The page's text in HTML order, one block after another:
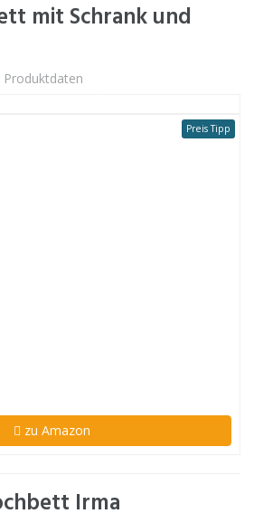
mit Schrank und
Produktdaten
Preis Tipp
zu Amazon
Irma